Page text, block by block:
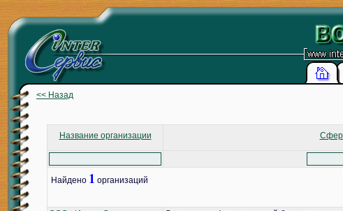
<< Назад
Название организации
Найдено 1 организаций